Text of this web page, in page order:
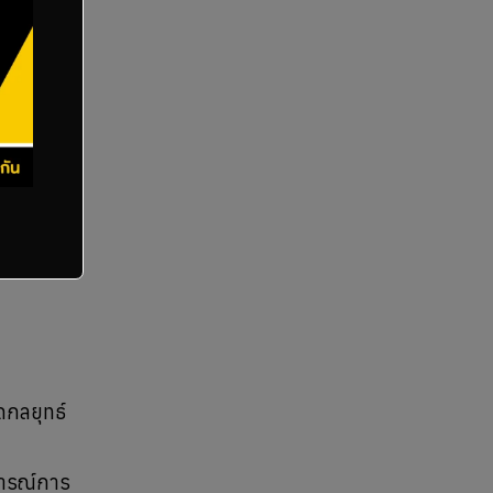
กลยุทธ์
รณ์การ